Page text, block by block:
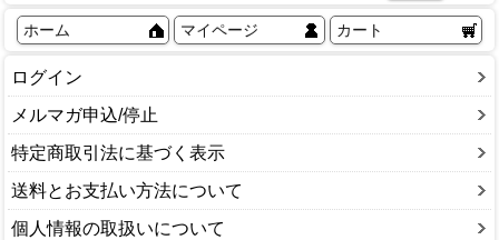
配電盤・ブレーカー
その他
望遠鏡
老眼鏡
ホーム マイページ カート
ログイン
メルマガ申込/停止
特定商取引法に基づく表示
送料とお支払い方法について
個人情報の取扱いについて